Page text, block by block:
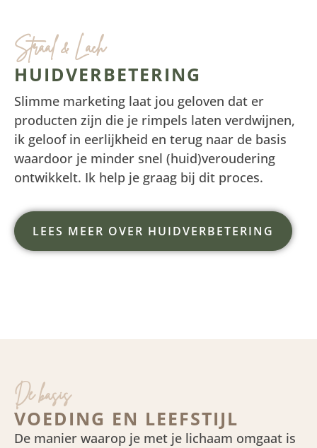
Straal & Lach
HUIDVERBETERING
Slimme marketing laat jou geloven dat er
producten zijn die je rimpels laten verdwijnen,
ik geloof in eerlijkheid en terug naar de basis
waardoor je minder snel (huid)veroudering
ontwikkelt. Ik help je graag bij dit proces.
LEES MEER OVER HUIDVERBETERING
De basis
VOEDING EN LEEFSTIJL
De manier waarop je met je lichaam omgaat is